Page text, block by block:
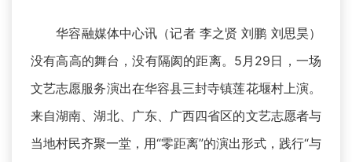
华容融媒体中心讯（记者 李之贤 刘鹏 刘思昊）
没有高高的舞台，没有隔阂的距离。5月29日，一场
文艺志愿服务演出在华容县三封寺镇莲花堰村上演。
来自湖南、湖北、广东、广西四省区的文艺志愿者与
当地村民齐聚一堂，用“零距离”的演出形式，践行“与